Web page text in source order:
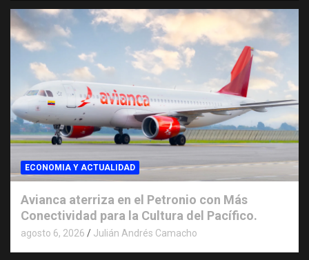
ECONOMIA Y ACTUALIDAD
Avianca aterriza en el Petronio con Más
Conectividad para la Cultura del Pacífico.
agosto 6, 2026 Julián Andrés Camacho